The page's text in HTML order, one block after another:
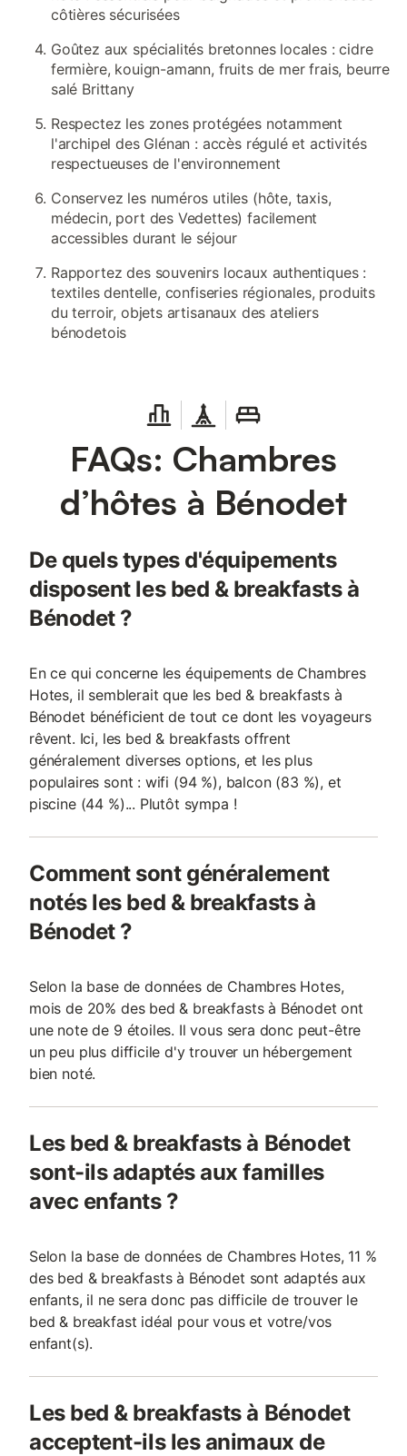
côtières sécurisées
Goûtez aux spécialités bretonnes locales : cidre
fermière, kouign-amann, fruits de mer frais, beurre
salé Brittany
Respectez les zones protégées notamment
l'archipel des Glénan : accès régulé et activités
respectueuses de l'environnement
Conservez les numéros utiles (hôte, taxis,
médecin, port des Vedettes) facilement
accessibles durant le séjour
Rapportez des souvenirs locaux authentiques :
textiles dentelle, confiseries régionales, produits
du terroir, objets artisanaux des ateliers
bénodetois
FAQs: Chambres
d’hôtes à Bénodet
De quels types d'équipements
disposent les bed & breakfasts à
Bénodet ?
En ce qui concerne les équipements de Chambres
Hotes, il semblerait que les bed & breakfasts à
Bénodet bénéficient de tout ce dont les voyageurs
rêvent. Ici, les bed & breakfasts offrent
généralement diverses options, et les plus
populaires sont : wifi (94 %), balcon (83 %), et
piscine (44 %)... Plutôt sympa !
Comment sont généralement
notés les bed & breakfasts à
Bénodet ?
Selon la base de données de Chambres Hotes,
mois de 20% des bed & breakfasts à Bénodet ont
une note de 9 étoiles. Il vous sera donc peut-être
un peu plus difficile d'y trouver un hébergement
bien noté.
Les bed & breakfasts à Bénodet
sont-ils adaptés aux familles
avec enfants ?
Selon la base de données de Chambres Hotes, 11 %
des bed & breakfasts à Bénodet sont adaptés aux
enfants, il ne sera donc pas difficile de trouver le
bed & breakfast idéal pour vous et votre/vos
enfant(s).
Les bed & breakfasts à Bénodet
acceptent-ils les animaux de